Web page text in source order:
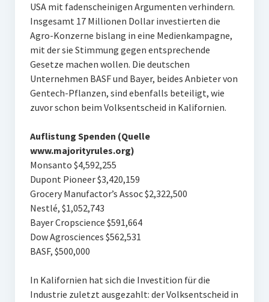
USA mit fadenscheinigen Argumenten verhindern.
Insgesamt 17 Millionen Dollar investierten die
Agro-Konzerne bislang in eine Medienkampagne,
mit der sie Stimmung gegen entsprechende
Gesetze machen wollen. Die deutschen
Unternehmen BASF und Bayer, beides Anbieter von
Gentech-Pflanzen, sind ebenfalls beteiligt, wie
zuvor schon beim Volksentscheid in Kalifornien.
Auflistung Spenden (Quelle
www.majorityrules.org)
Monsanto $4,592,255
Dupont Pioneer $3,420,159
Grocery Manufactor’s Assoc $2,322,500
Nestlé, $1,052,743
Bayer Cropscience $591,664
Dow Agrosciences $562,531
BASF, $500,000
In Kalifornien hat sich die Investition für die
Industrie zuletzt ausgezahlt: der Volksentscheid in